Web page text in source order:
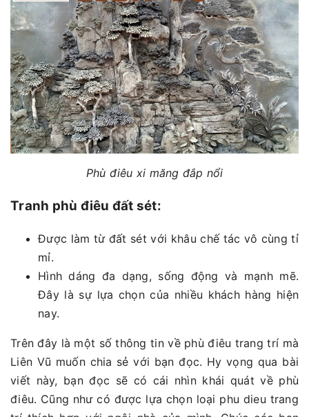
Phù điêu xi măng đắp nổi
Tranh phù điêu đất sét:
Được làm từ đất sét với khâu chế tác vô cùng tỉ
mỉ.
Hình dáng đa dạng, sống động và mạnh mẽ.
Đây là sự lựa chọn của nhiều khách hàng hiện
nay.
Trên đây là một số thông tin về phù điêu trang trí mà
Liên Vũ muốn chia sẻ với bạn đọc. Hy vọng qua bài
viết này, bạn đọc sẽ có cái nhìn khái quát về phù
điêu. Cũng như có được lựa chọn loại phu dieu trang